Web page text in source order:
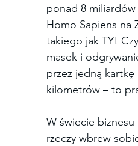
ponad 8
Homo Sapiens na
takiego jak TY!
masek i
przez jedną
kilometrów – to
W świecie
rzeczy wbrew